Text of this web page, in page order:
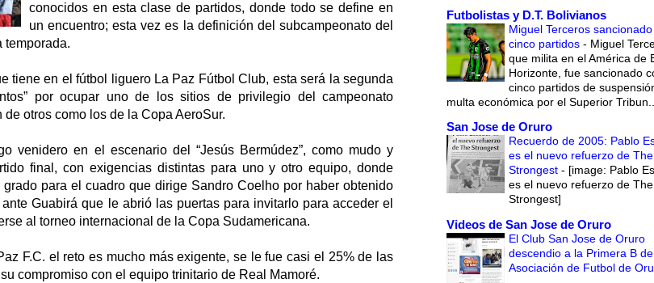
conocidos en esta clase de partidos, donde todo se define en
un encuentro; esta vez es la definición del subcampeonato del
temporada.
tiene en el fútbol liguero La Paz Fútbol Club, esta será la segunda
por ocupar uno de los sitios de privilegio del campeonato
otros como los de la Copa AeroSur.
venidero en el escenario del “Jesús Bermúdez”, como mudo y
final, con exigencias distintas para uno y otro equipo, donde
para el cuadro que dirige Sandro Coelho por haber obtenido
Guabirá que le abrió las puertas para invitarlo para acceder el
al torneo internacional de la Copa Sudamericana.
F.C. el reto es mucho más exigente, se le fue casi el 25% de las
compromiso con el equipo trinitario de Real Mamoré.
Futbolistas y D.T. Bolivianos
Miguel Terceros
cinco partidos - Miguel
que milita en el América de
Horizonte, fue sancionado
cinco partidos de
multa económica por el Superior
San Jose de Oruro
Recuerdo de 2005: Pablo
es el nuevo refuerzo de The
Strongest - [image: Pablo
es el nuevo refuerzo de The
Strongest]
Videos de San Jose de Oruro
El Club San Jose de Oruro
descendio a la Primera B
Asociación de Futbol de